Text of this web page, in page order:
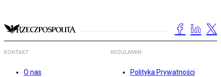
KONTAKT
O nas
REGULAMIN
Polityka Prywatności